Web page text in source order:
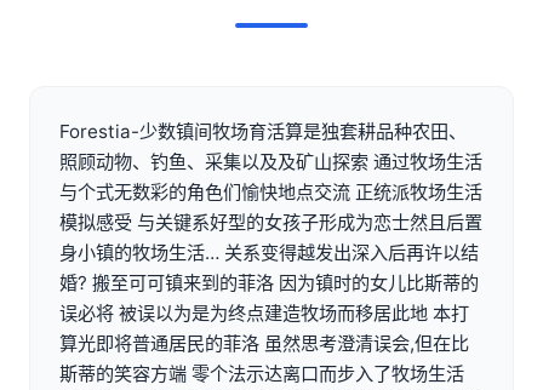
Forestia-少数镇间牧场育活算是独套耕品种农田、
照顾动物、钓鱼、采集以及及矿山探索 通过牧场生活
与个式无数彩的角色们愉快地点交流 正统派牧场生活
模拟感受 与关键系好型的女孩子形成为恋士然且后置
身小镇的牧场生活… 关系变得越发出深入后再许以结
婚? 搬至可可镇来到的菲洛 因为镇时的女儿比斯蒂的
误必将 被误以为是为终点建造牧场而移居此地 本打
算光即将普通居民的菲洛 虽然思考澄清误会,但在比
斯蒂的笑容方端 零个法示达离口而步入了牧场生活